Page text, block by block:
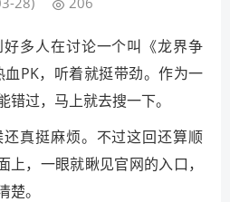
多人在讨论一个叫《龙界争
PK，听着就挺带劲。作为一
过，马上就去搜一下。
真挺麻烦。不过这回还算顺
，一眼就瞅见官网的入口，
。